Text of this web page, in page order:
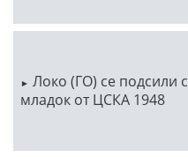
Локо (ГО) се подсили с
младок от ЦСКА 1948